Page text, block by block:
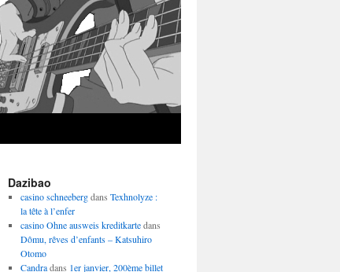
Dazibao
casino schneebergdans Texhnolyze :
la tête à l’enfer
casino Ohne ausweis kreditkartedans
Dômu, rêves d’enfants – Katsuhiro
Otomo
Candradans 1er janvier, 200ème billet